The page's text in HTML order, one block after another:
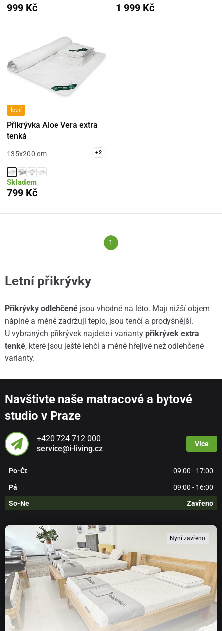
999 Kč 1 999 Kč
letní
Přikrývka Aloe Vera extra
tenká
135x200 cm +2
Skladem
799 Kč
1
Letní přikrývky
Přikrývky odlehčené jsou vhodné na léto. Mají nižší objem
náplně a méně zadržují teplo, jsou tenčí a prodyšnější.
U vybraných přikrývek najdete i varianty přikrývek extra
tenké, které jsou ještě lehčí a méně hřejivé než odlehčené
varianty.
Navštivte naše matracové a bytové
studio v Praze
+420 724 712 000
service@i-living.cz
Více
Po-Čt 09:00 - 17:00
Pá 09:00 - 16:00
So-Ne Zavřeno
Nyní zavřeno